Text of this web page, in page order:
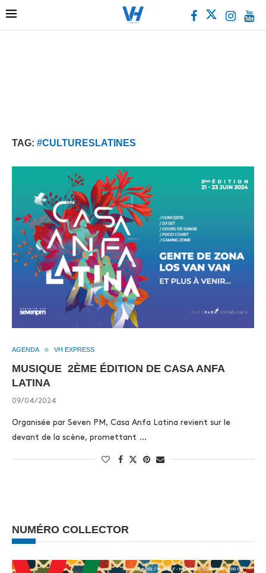
TAG: #CULTURESLATINES
AGENDA VH EXPRESS
MUSIQUE 2ÈME ÉDITION DE CASA ANFA
LATINA
09/04/2024
Organisée par Seven PM, Casa Anfa Latina revient sur le
devant de la scène, promettant …
NUMÉRO COLLECTOR